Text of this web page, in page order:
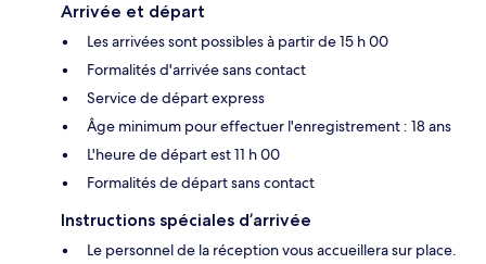
Arrivée et départ
Les arrivées sont possibles à partir de 15 h 00
Formalités d'arrivée sans contact
Service de départ express
Âge minimum pour effectuer l'enregistrement : 18 ans
L'heure de départ est 11 h 00
Formalités de départ sans contact
Instructions spéciales d’arrivée
Le personnel de la réception vous accueillera sur place.